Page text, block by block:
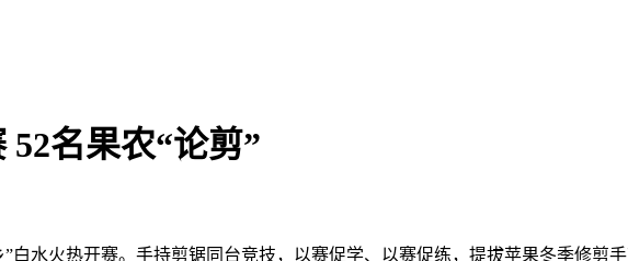
名果农“论剪”
水火热开赛。手持剪锯同台竞技，以赛促学、以赛促练，提拔苹果冬季修剪